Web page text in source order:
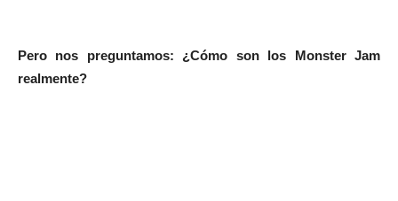
Pero nos preguntamos: ¿Cómo son los Monster Jam
realmente?